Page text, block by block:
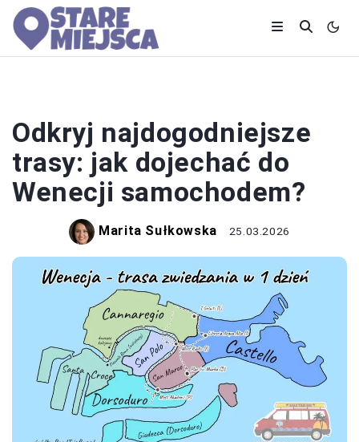
Odkryj najdogodniejsze
trasy: jak dojechać do
Wenecji samochodem?
Marita Sułkowska 25.03.2026